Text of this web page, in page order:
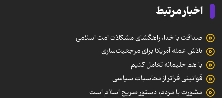
اخبار مرتبط
صداقت با خدا، راهگشای مشکلات امت اسلامی
تلاش عمله آمریکا برای مرجعیت‌سازی
با هم حلیمانه تعامل کنیم
قوانینی فراتر از محاسبات سیاسی
مشورت با مردم، دستور صریح اسلام است